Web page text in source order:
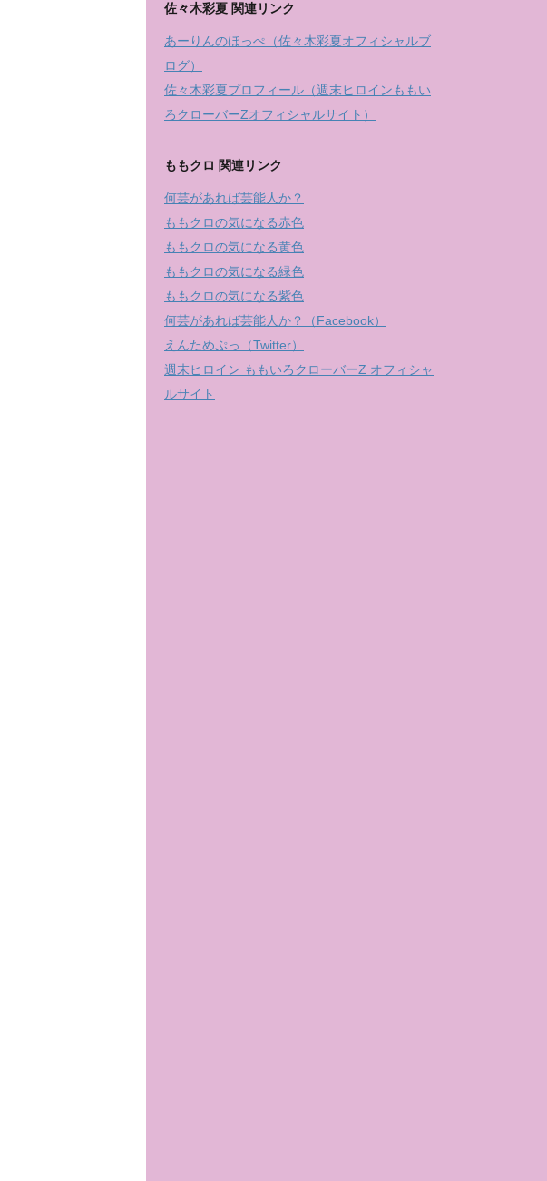
佐々木彩夏 関連リンク
あーりんのほっぺ（佐々木彩夏オフィシャルブ
ログ）
佐々木彩夏プロフィール（週末ヒロインももい
ろクローバーZオフィシャルサイト）
ももクロ 関連リンク
何芸があれば芸能人か？
ももクロの気になる赤色
ももクロの気になる黄色
ももクロの気になる緑色
ももクロの気になる紫色
何芸があれば芸能人か？（Facebook）
えんためぷっ（Twitter）
週末ヒロイン ももいろクローバーZ オフィシャ
ルサイト